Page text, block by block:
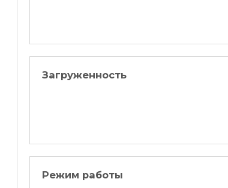
Загруженность
Режим работы